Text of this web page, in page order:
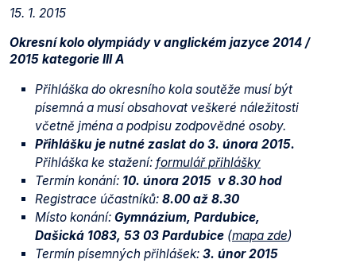
15. 1. 2015
Okresní kolo olympiády v anglickém jazyce 2014 /
2015 kategorie III A
Přihláška do okresního kola soutěže musí být
písemná a musí obsahovat veškeré náležitosti
včetně jména a podpisu zodpovědné osoby.
Přihlášku je nutné zaslat do 3. února 2015.
Přihláška ke stažení: formulář přihlášky
Termín konání: 10. února 2015 v 8.30 hod
Registrace účastníků: 8.00 až 8.30
Místo konání: Gymnázium, Pardubice,
Dašická 1083, 53 03 Pardubice (mapa zde)
Termín písemných přihlášek: 3. únor 2015